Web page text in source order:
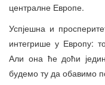
централне Европе.
Успјешна и
интегрише у Европу:
Али она ће доћи
будемо ту да обавимо